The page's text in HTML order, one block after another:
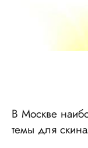
В Москве
темы для